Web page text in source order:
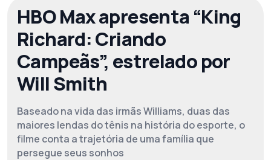
HBO Max apresenta “King
Richard: Criando
Campeãs”, estrelado por
Will Smith
Baseado na vida das irmãs Williams, duas das
maiores lendas do tênis na história do esporte, o
filme conta a trajetória de uma família que
persegue seus sonhos